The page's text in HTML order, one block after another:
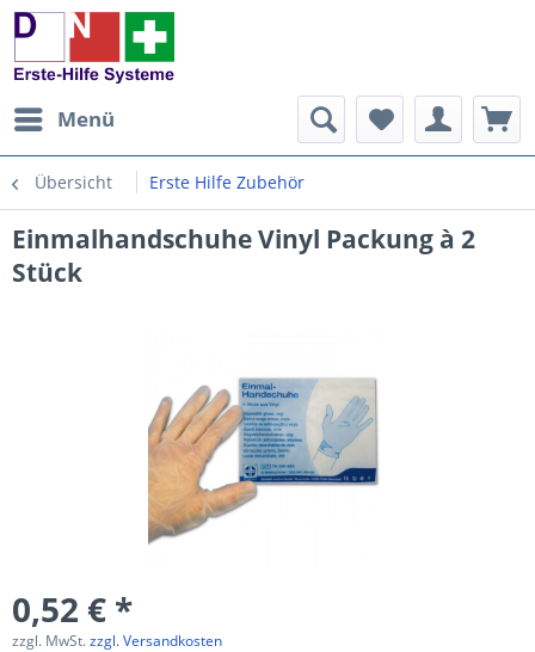
Menü
Übersicht Erste Hilfe Zubehör
Einmalhandschuhe Vinyl Packung à 2
Stück
0,52 € *
zzgl. MwSt.zzgl. Versandkosten